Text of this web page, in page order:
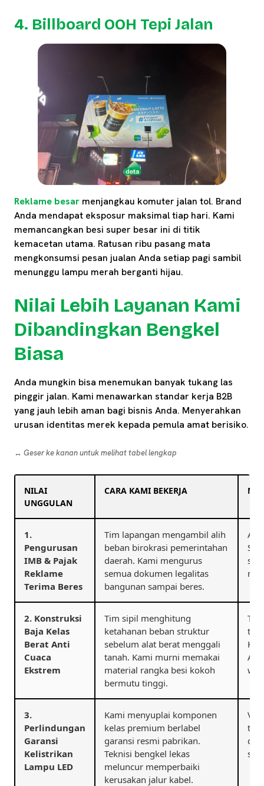
4. Billboard OOH Tepi Jalan
Reklame besar menjangkau komuter jalan tol. Brand
Anda mendapat eksposur maksimal tiap hari. Kami
memancangkan besi super besar ini di titik
kemacetan utama. Ratusan ribu pasang mata
mengkonsumsi pesan jualan Anda setiap pagi sambil
menunggu lampu merah berganti hijau.
Nilai Lebih Layanan Kami
Dibandingkan Bengkel
Biasa
Anda mungkin bisa menemukan banyak tukang las
pinggir jalan. Kami menawarkan standar kerja B2B
yang jauh lebih aman bagi bisnis Anda. Menyerahkan
urusan identitas merek kepada pemula amat berisiko.
↔️ Geser ke kanan untuk melihat tabel lengkap
NILAI
UNGGULAN
CARA KAMI BEKERJA
1.
Pengurusan
IMB & Pajak
Reklame
Terima Beres
Tim lapangan mengambil alih
beban birokrasi pemerintahan
daerah. Kami mengurus
semua dokumen legalitas
bangunan sampai beres.
2. Konstruksi
Baja Kelas
Berat Anti
Cuaca
Ekstrem
Tim sipil menghitung
ketahanan beban struktur
sebelum alat berat menggali
tanah. Kami murni memakai
material rangka besi kokoh
bermutu tinggi.
3.
Perlindungan
Garansi
Kelistrikan
Lampu LED
Kami menyuplai komponen
kelas premium berlabel
garansi resmi pabrikan.
Teknisi bengkel lekas
meluncur memperbaiki
kerusakan jalur kabel.